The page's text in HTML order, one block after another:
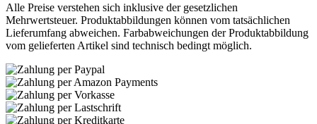
Alle Preise verstehen sich inklusive der gesetzlichen
Mehrwertsteuer. Produktabbildungen können vom tatsächlichen
Lieferumfang abweichen. Farbabweichungen der Produktabbildung
vom gelieferten Artikel sind technisch bedingt möglich.